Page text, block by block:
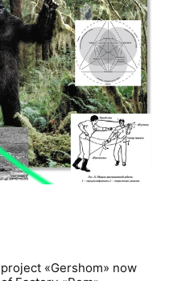
«Gershom» now